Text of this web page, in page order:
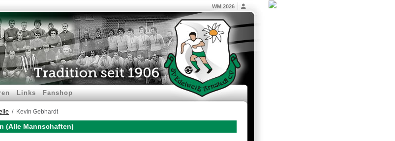
WM 2026
Links Fanshop
Kevin Gebhardt
(Alle Mannschaften)